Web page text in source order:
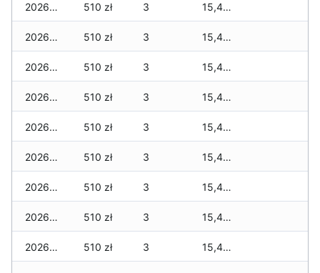
2026-05-20 510 zł 3 15,459 zł
2026-05-19 510 zł 3 15,459 zł
2026-05-18 510 zł 3 15,459 zł
2026-05-17 510 zł 3 15,459 zł
2026-05-16 510 zł 3 15,459 zł
2026-05-15 510 zł 3 15,459 zł
2026-05-14 510 zł 3 15,459 zł
2026-05-13 510 zł 3 15,459 zł
2026-05-12 510 zł 3 15,459 zł